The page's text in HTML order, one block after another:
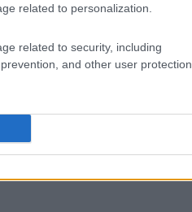
related to personalization.
related to security, including
and other user protection.